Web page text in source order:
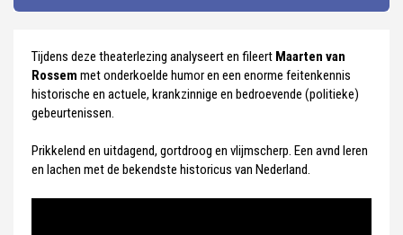
Tijdens deze theaterlezing analyseert en fileert Maarten van
Rossem met onderkoelde humor en een enorme feitenkennis
historische en actuele, krankzinnige en bedroevende (politieke)
gebeurtenissen.
Prikkelend en uitdagend, gortdroog en vlijmscherp. Een avnd leren
en lachen met de bekendste historicus van Nederland.